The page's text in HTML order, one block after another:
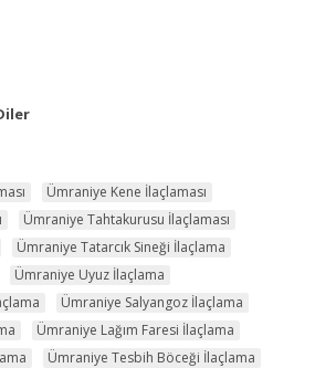
Ümraniye Kene İlaçlaması
Ümraniye Tahtakurusu İlaçlaması
Ümraniye Tatarcık Sineği İlaçlama
Ümraniye Uyuz İlaçlama
Ümraniye Salyangoz İlaçlama
Ümraniye Lağım Faresi İlaçlama
Ümraniye Tesbih Böceği İlaçlama